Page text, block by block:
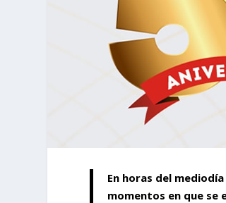
En horas del
momentos en que se